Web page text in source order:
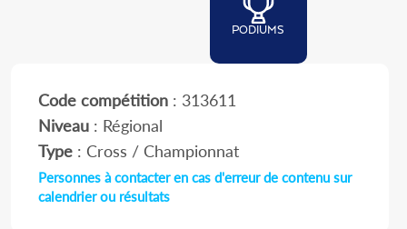
PODIUMS
Code compétition: 313611
Niveau: Régional
Type: Cross / Championnat
Personnes à contacter en cas d'erreur de contenu sur
calendrier ou résultats